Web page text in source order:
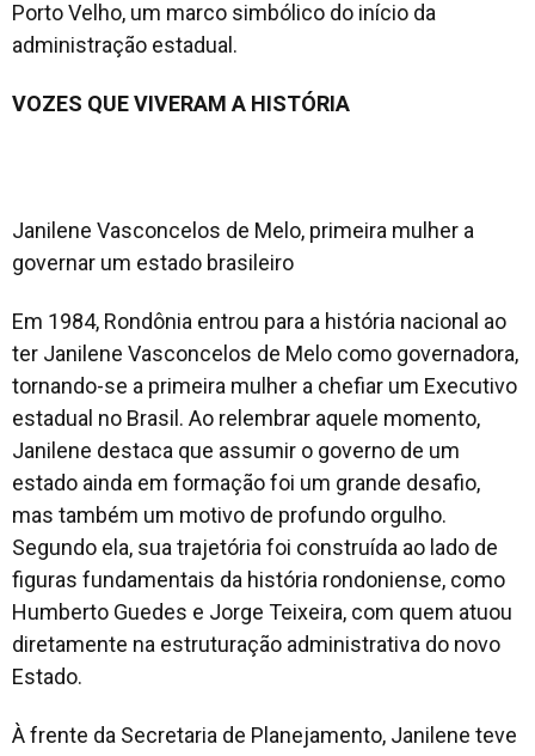
Porto Velho, um marco simbólico do início da
administração estadual.
VOZES QUE VIVERAM A HISTÓRIA
Janilene Vasconcelos de Melo, primeira mulher a
governar um estado brasileiro
Em 1984, Rondônia entrou para a história nacional ao
ter Janilene Vasconcelos de Melo como governadora,
tornando-se a primeira mulher a chefiar um Executivo
estadual no Brasil. Ao relembrar aquele momento,
Janilene destaca que assumir o governo de um
estado ainda em formação foi um grande desafio,
mas também um motivo de profundo orgulho.
Segundo ela, sua trajetória foi construída ao lado de
figuras fundamentais da história rondoniense, como
Humberto Guedes e Jorge Teixeira, com quem atuou
diretamente na estruturação administrativa do novo
Estado.
À frente da Secretaria de Planejamento, Janilene teve